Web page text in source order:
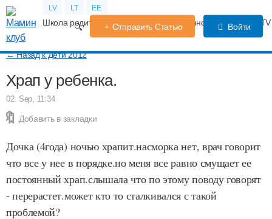
LV LT EE
Школа родителей Календарь беременности Форум
Отправить Статью Войти
← Назад к Дети 2012
Храп у ребенка.
02. Sep, 11:34
Добавить в закладки
Дочка (4года) ночью храпит.насморка нет, врач говорит
что все у нее в порядке.но меня все равно смущает ее
постоянный храп.слышала что по этому поводу говорят
- перерастет.может кто то сталкивался с такой
проблемой?